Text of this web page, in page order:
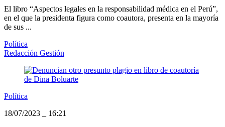
El libro “Aspectos legales en la responsabilidad médica en el Perú”,
en el que la presidenta figura como coautora, presenta en la mayoría
de sus ...
Política
Redacción Gestión
Política
18/07/2023
16:21